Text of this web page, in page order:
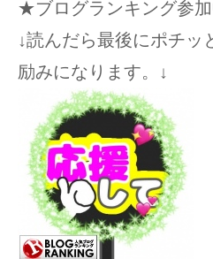
★ブログランキング参
↓読んだら最後にポチッ
励みになります。↓